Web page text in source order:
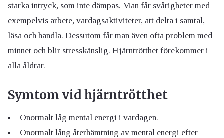
starka intryck, som inte dämpas. Man får svårigheter med
exempelvis arbete, vardagsaktiviteter, att delta i samtal,
läsa och handla. Dessutom får man även ofta problem med
minnet och blir stresskänslig. Hjärntrötthet förekommer i
alla åldrar.
Symtom vid hjärntrötthet
Onormalt låg mental energi i vardagen.
Onormalt lång återhämtning av mental energi efter